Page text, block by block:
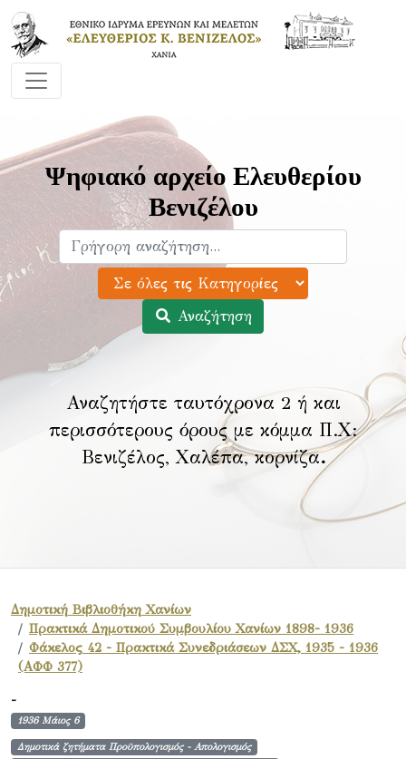
Ψηφιακό αρχείο Ελευθερίου
Βενιζέλου
Αναζήτηση
Αναζητήστε ταυτόχρονα 2 ή και
περισσότερους όρους με κόμμα Π.Χ:
Βενιζέλος, Χαλέπα, κορνίζα.
Δημοτική Βιβλιοθήκη Χανίων
Πρακτικά Δημοτικού Συμβουλίου Χανίων 1898- 1936
Φάκελος 42 - Πρακτικά Συνεδριάσεων ΔΣΧ, 1935 - 1936
(ΑΦΦ 377)
-
1936 Μάιος 6
Δημοτικά ζητήματα Προϋπολογισμός - Απολογισμός